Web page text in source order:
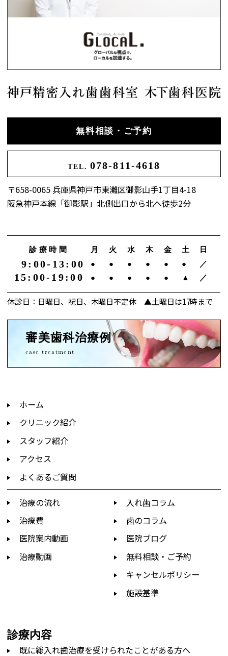
無料相談・ご予約
TEL. 078-811-4618
〒658-0065 兵庫県神戸市東灘区御影山手1丁目4-18
阪急神戸本線「御影駅」北側出口から北へ徒歩2分
審美歯科治療例
case treatment
診療時間 月 火 水 木 金 土 日
9:00-13:00 ● ● ● ● ● ● ／
15:00-19:00 ● ● ● ● ● ▲ ／
休診日：日曜日、祝日、木曜日不定休 ▲土曜日は17時まで
ホーム
クリニック紹介
スタッフ紹介
アクセス
よくあるご質問
治療の流れ
治療費
医院案内動画
治療動画
入れ歯コラム
歯のコラム
医院ブログ
無料相談・ご予約
キャンセルポリシー
施設基準
診療内容
既に総入れ歯治療を受けられたことがある方へ